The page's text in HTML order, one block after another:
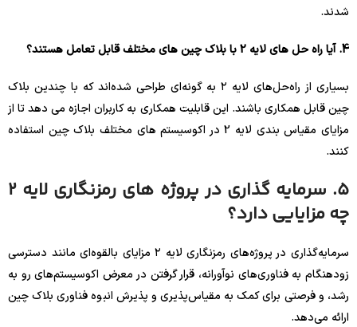
شدند.
4. آیا راه حل های لایه 2 با بلاک چین های مختلف قابل تعامل هستند؟
بسیاری از راه‌حل‌های لایه ۲ به گونه‌ای طراحی شده‌اند که با چندین بلاک
چین قابل همکاری باشند. این قابلیت همکاری به کاربران اجازه می دهد تا از
مزایای مقیاس بندی لایه 2 در اکوسیستم های مختلف بلاک چین استفاده
کنند.
5. سرمایه گذاری در پروژه های رمزنگاری لایه 2
چه مزایایی دارد؟
سرمایه‌گذاری در پروژه‌های رمزنگاری لایه ۲ مزایای بالقوه‌ای مانند دسترسی
زودهنگام به فناوری‌های نوآورانه، قرار گرفتن در معرض اکوسیستم‌های رو به
رشد، و فرصتی برای کمک به مقیاس‌پذیری و پذیرش انبوه فناوری بلاک چین
ارائه می‌دهد.